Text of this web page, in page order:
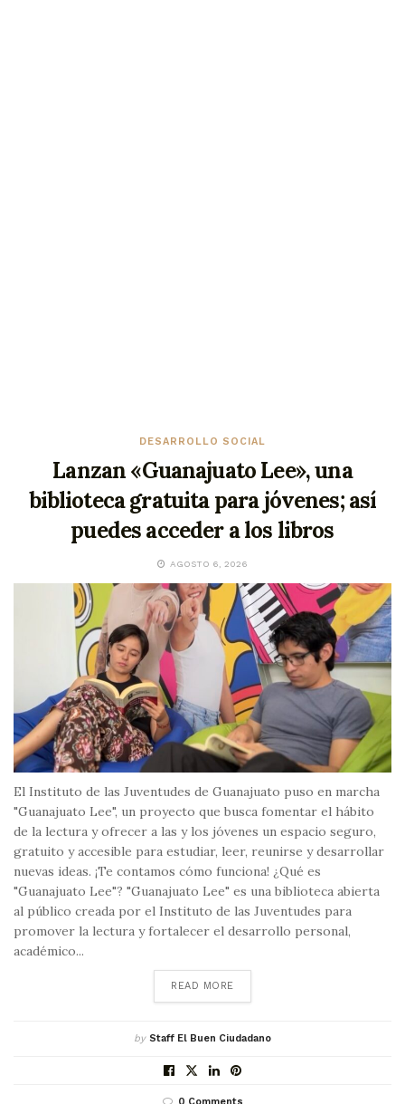
DESARROLLO SOCIAL
Lanzan «Guanajuato Lee», una
biblioteca gratuita para jóvenes; así
puedes acceder a los libros
AGOSTO 6, 2026
El Instituto de las Juventudes de Guanajuato puso en marcha
"Guanajuato Lee", un proyecto que busca fomentar el hábito
de la lectura y ofrecer a las y los jóvenes un espacio seguro,
gratuito y accesible para estudiar, leer, reunirse y desarrollar
nuevas ideas. ¡Te contamos cómo funciona! ¿Qué es
"Guanajuato Lee"? "Guanajuato Lee" es una biblioteca abierta
al público creada por el Instituto de las Juventudes para
promover la lectura y fortalecer el desarrollo personal,
académico...
READ MORE
by Staff El Buen Ciudadano